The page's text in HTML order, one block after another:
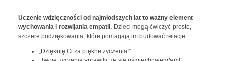
Uczenie wdzięczności od najmłodszych lat to ważny element
wychowania i rozwijania empatii.Dzieci mogą ćwiczyć proste,
szczere podziękowania, które pomagają im budować relacje.
„Dziękuję Ci za piękne życzenia!”